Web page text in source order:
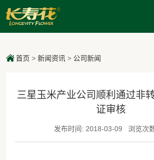
首页 > 新闻资讯> 公司新闻
三星玉米产业公司顺利通过非
证审核
发布时间: 2018-03-09 浏览次